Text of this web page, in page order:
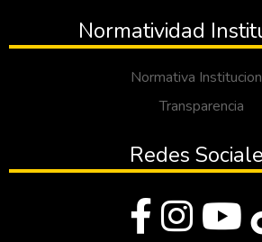
Normatividad
Normativa
Transparencia
Redes